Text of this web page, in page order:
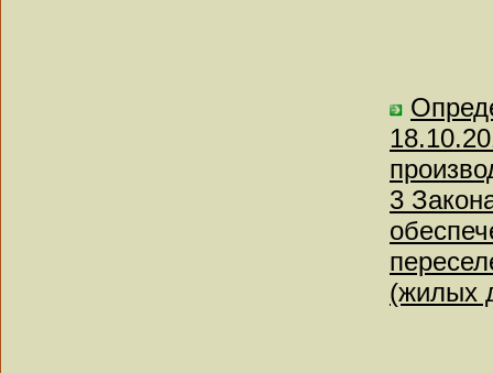
3
(жилых